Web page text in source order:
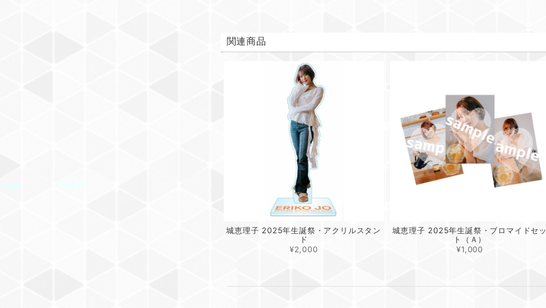
関連商品
城恵理子 2025年生誕祭・アクリルスタン
ド
¥2,000
城恵理子 2025年生誕祭・ブロマイドセッ
ト（Ａ）
¥1,000